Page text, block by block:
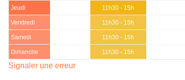
Jeudi 11h30 - 15h
Vendredi 11h30 - 15h
Samedi 11h30 - 15h
Dimanche 11h30 - 15h
Signaler une erreur